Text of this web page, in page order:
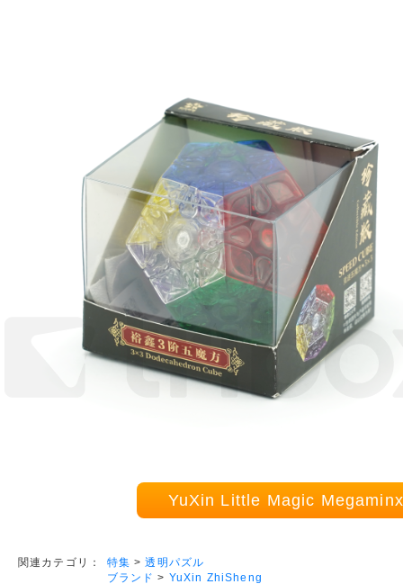
YuXin Little Magic
関連カテゴリ： 特集 >透明パズル
ブランド > YuXin ZhiSheng